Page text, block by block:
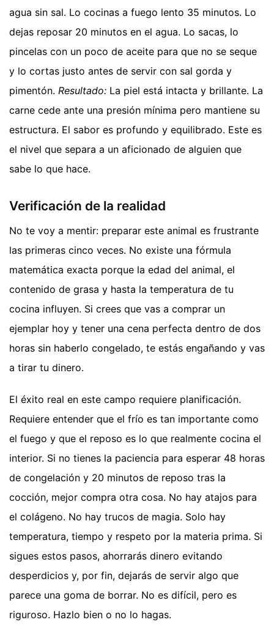
agua sin sal. Lo cocinas a fuego lento 35 minutos. Lo
dejas reposar 20 minutos en el agua. Lo sacas, lo
pincelas con un poco de aceite para que no se seque
y lo cortas justo antes de servir con sal gorda y
pimentón. Resultado: La piel está intacta y brillante. La
carne cede ante una presión mínima pero mantiene su
estructura. El sabor es profundo y equilibrado. Este es
el nivel que separa a un aficionado de alguien que
sabe lo que hace.
Verificación de la realidad
No te voy a mentir: preparar este animal es frustrante
las primeras cinco veces. No existe una fórmula
matemática exacta porque la edad del animal, el
contenido de grasa y hasta la temperatura de tu
cocina influyen. Si crees que vas a comprar un
ejemplar hoy y tener una cena perfecta dentro de dos
horas sin haberlo congelado, te estás engañando y vas
a tirar tu dinero.
El éxito real en este campo requiere planificación.
Requiere entender que el frío es tan importante como
el fuego y que el reposo es lo que realmente cocina el
interior. Si no tienes la paciencia para esperar 48 horas
de congelación y 20 minutos de reposo tras la
cocción, mejor compra otra cosa. No hay atajos para
el colágeno. No hay trucos de magia. Solo hay
temperatura, tiempo y respeto por la materia prima. Si
sigues estos pasos, ahorrarás dinero evitando
desperdicios y, por fin, dejarás de servir algo que
parece una goma de borrar. No es difícil, pero es
riguroso. Hazlo bien o no lo hagas.